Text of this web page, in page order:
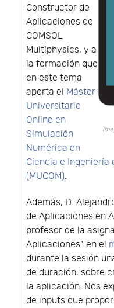
Constructor de
Aplicaciones de
COMSOL
Multiphysics, y a
la formación que
en este tema
aporta el Máster
Universitario
Online en
Simulación
Numérica en
Ciencia e Ingeniería
(MUCOM).
Además, D.
de Aplicaciones en
profesor de la
Aplicaciones” en el
durante la sesión
de duración, sobre
la aplicación. Nos
de inputs que